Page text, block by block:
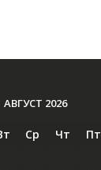
АВГУСТ 2026
Ср Чт Пт